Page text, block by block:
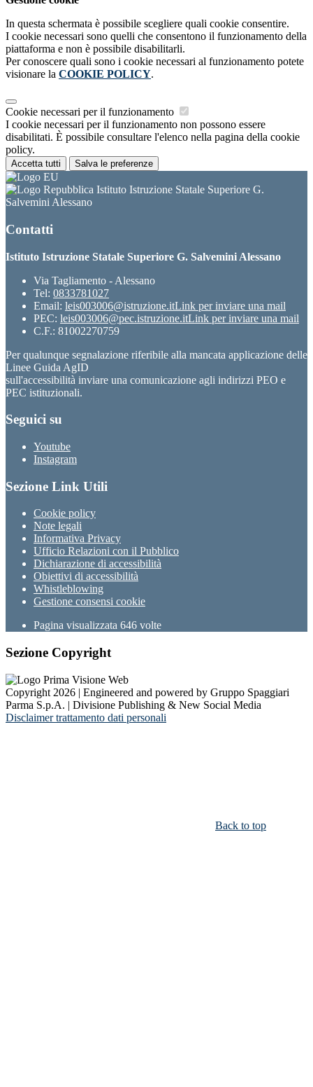
In questa schermata è possibile scegliere quali cookie consentire.
I cookie necessari sono quelli che consentono il funzionamento della
piattaforma e non è possibile disabilitarli.
Per conoscere quali sono i cookie necessari al funzionamento potete
visionare la COOKIE POLICY.
Cookie necessari per il funzionamento
I cookie necessari per il funzionamento non possono essere
disabilitati. È possibile consultare l'elenco nella pagina della cookie
policy.
Accetta tutti Salva le preferenze
Istituto Istruzione Statale Superiore G.
Salvemini Alessano
Contatti
Istituto Istruzione Statale Superiore G. Salvemini Alessano
Via Tagliamento - Alessano
Tel: 0833781027
Email: leis003006@istruzione.itLink per inviare una mail
PEC: leis003006@pec.istruzione.itLink per inviare una mail
C.F.: 81002270759
Per qualunque segnalazione riferibile alla mancata applicazione delle
Linee Guida AgID
sull'accessibilità inviare una comunicazione agli indirizzi PEO e
PEC istituzionali.
Seguici su
Youtube
Instagram
Sezione Link Utili
Cookie policy
Note legali
Informativa Privacy
Ufficio Relazioni con il Pubblico
Dichiarazione di accessibilità
Obiettivi di accessibilità
Whistleblowing
Gestione consensi cookie
Pagina visualizzata 646 volte
Sezione Copyright
Copyright 2026 | Engineered and powered by Gruppo Spaggiari
Parma S.p.A. | Divisione Publishing & New Social Media
Disclaimer trattamento dati personali
Back to top